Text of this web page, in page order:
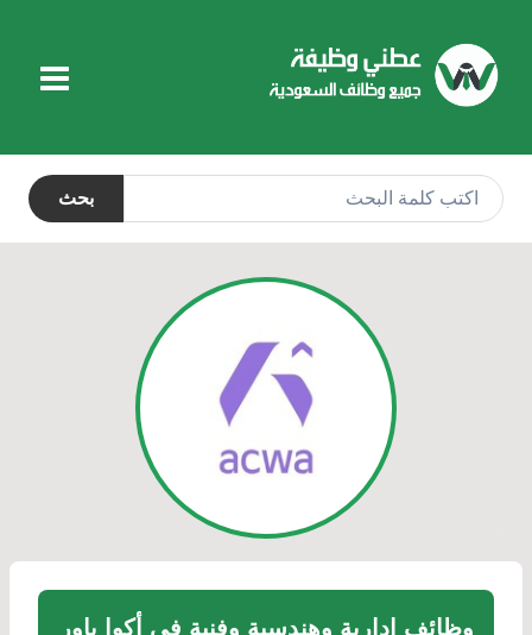
المحتوى
بحث
وظائف إدارية وهندسية وفنية في أكوا باور